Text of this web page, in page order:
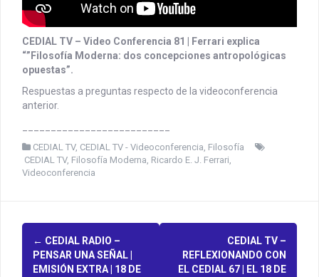
CEDIAL TV – Video Conferencia 81 | Ferrari explica
“”Filosofía Moderna: dos concepciones antropológicas
opuestas”.
Respuestas a preguntas respecto de la videoconferencia
anterior.
CEDIAL TV, CEDIAL TV - Videoconferencia, Filosofía
CEDIAL TV, Filosofía Moderna, Ricardo E. J. Ferrari,
Videoconferencia
← CEDIAL RADIO –
PENSAR UNA SEÑAL |
EMISIÓN EXTRA | 18 DE
CEDIAL TV –
REFLEXIONANDO CON
EL CEDIAL 67 | EL 18 DE